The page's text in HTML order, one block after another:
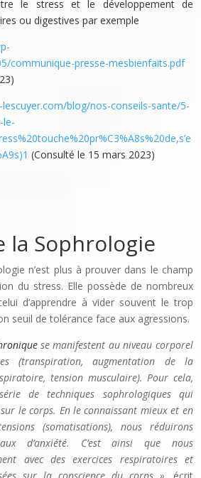
le stress et le développement de
ou digestives par exemple
communique-presse-mesbienfaits.pdf
blog/nos-conseils-sante/5-
le-
(Consulté le 15 mars 2023)
la Sophrologie
n’est plus à prouver dans le champ
du stress. Elle possède de nombreux
d’apprendre à vider souvent le trop
seuil de tolérance face aux agressions.
se manifestent au niveau corporel
(transpiration, augmentation de la
tension musculaire). Pour cela,
de techniques sophrologiques qui
le corps. En le connaissant mieux et en
(somatisations), nous réduirons
d’anxiété. C’est ainsi que nous
avec des exercices respiratoires et